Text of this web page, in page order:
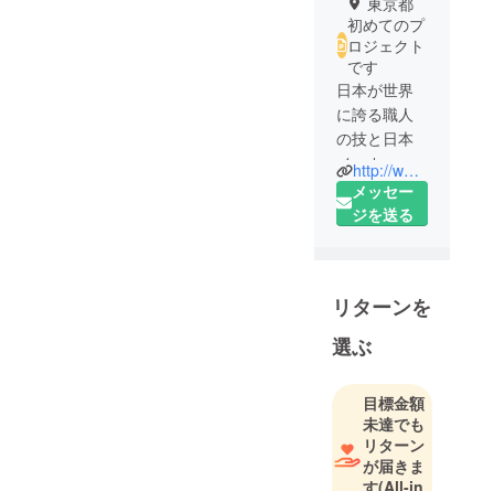
初めてのプ
ロジェクト
です
日本が世界
に誇る職人
の技と日本
メーカーの
先端技術。
メイドイン
を受けてい
ます。
日本の伝統
を受け継ぐ
職人の技を
最先端の技
術やデザイ
ンとつない
http://www.torakuma.co.jp
メッセー
ジを送る
リターンを
選ぶ
目標金額
未達でも
リターン
が届きま